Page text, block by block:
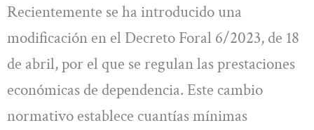
Recientemente se ha introducido una
modificación en el Decreto Foral 6/2023, de 18
de abril, por el que se regulan las prestaciones
económicas de dependencia. Este cambio
normativo establece cuantías mínimas